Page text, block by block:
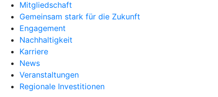
Mitgliedschaft
Gemeinsam stark für die Zukunft
Engagement
Nachhaltigkeit
Karriere
News
Veranstaltungen
Regionale Investitionen